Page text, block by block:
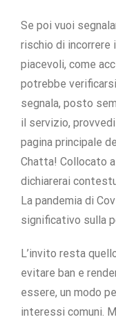
Se poi vuoi
rischio di incorrere
piacevoli, come
potrebbe
segnala, posto
il servizio,
pagina principale
Chatta! Collocato
dichiarerai
La pandemia di
significativo sulla
L’invito resta
evitare ban e
essere, un modo
interessi comuni.